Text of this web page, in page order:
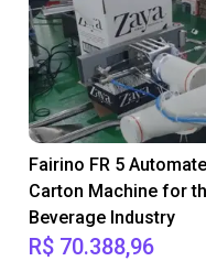
Fairino FR 5
Carton Machine for
Beverage Industry
R$ 70.388,96